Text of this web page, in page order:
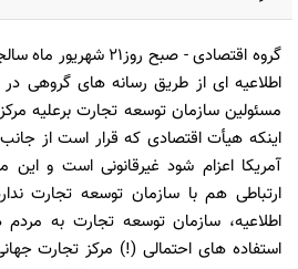
گروه اقتصادی
- صبح روز21
اطلاعیه ای از طریق رسانه های گروهی
مسئولین سازمان توسعه تجارت برعلیه
اینکه هیأت اقتصادی که قرار است از
آمریکا اعزام شود غیرقانونی است و
ارتباطی هم با سازمان توسعه تجارت
اطلاعیه، سازمان توسعه تجارت به
استفاده های احتمالی (!) مرکز تجارت